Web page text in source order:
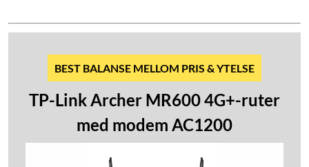
BEST BALANSE MELLOM PRIS & YTELSE
TP-Link Archer MR600 4G+-ruter
med modem AC1200